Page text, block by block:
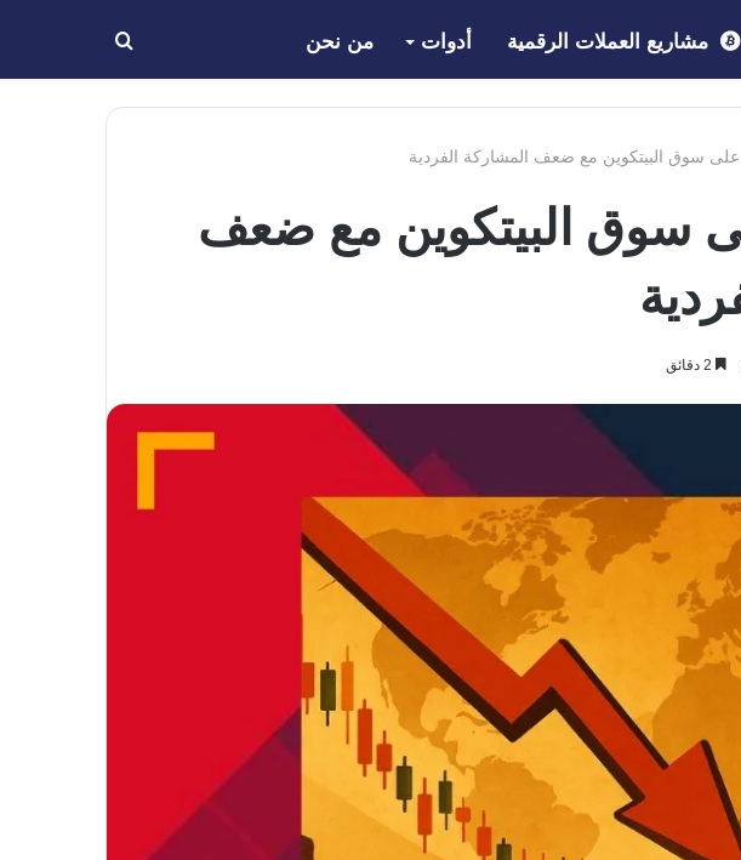
مشاريع العملات الرقمية أدوات من نحن بحث
عن
سوق البيتكوين مع ضعف المشاركة الفردية
سوق البيتكوين مع ضعف